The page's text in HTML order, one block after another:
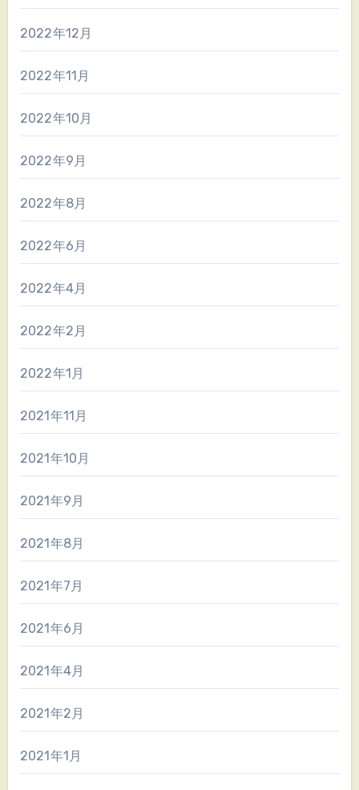
2022年12月
2022年11月
2022年10月
2022年9月
2022年8月
2022年6月
2022年4月
2022年2月
2022年1月
2021年11月
2021年10月
2021年9月
2021年8月
2021年7月
2021年6月
2021年4月
2021年2月
2021年1月